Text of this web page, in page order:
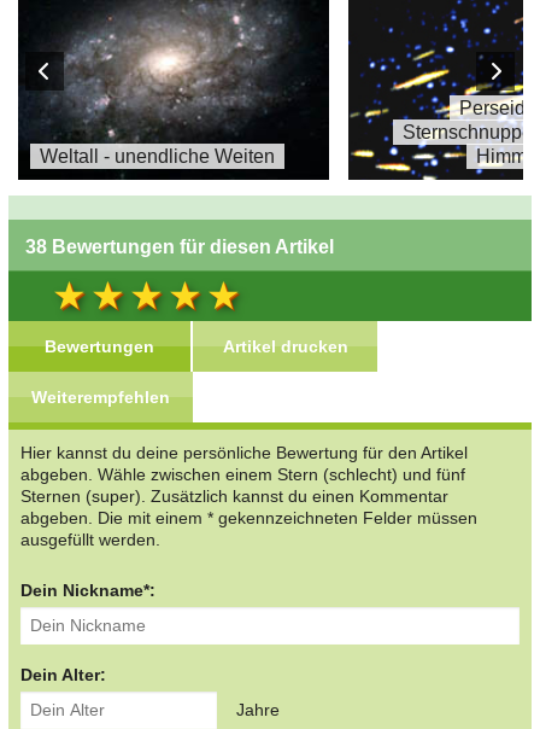
Weltall - unendliche Weiten
38 Bewertungen für diesen Artikel
Bewertungen Artikel drucken
Weiterempfehlen
Hier kannst du deine persönliche Bewertung für den Artikel
abgeben. Wähle zwischen einem Stern (schlecht) und fünf
Sternen (super). Zusätzlich kannst du einen Kommentar
abgeben. Die mit einem * gekennzeichneten Felder müssen
ausgefüllt werden.
Dein Nickname*:
Dein Alter:
Jahre